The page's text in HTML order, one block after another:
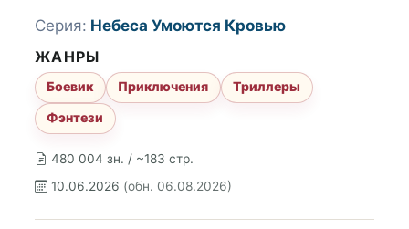
480 004 зн. / ~183 стр.
10.06.2026 (обн. 06.08.2026)
Серия: Небеса Умоются Кровью
ЖАНРЫ
Боевик Приключения
Триллеры
Фэнтези